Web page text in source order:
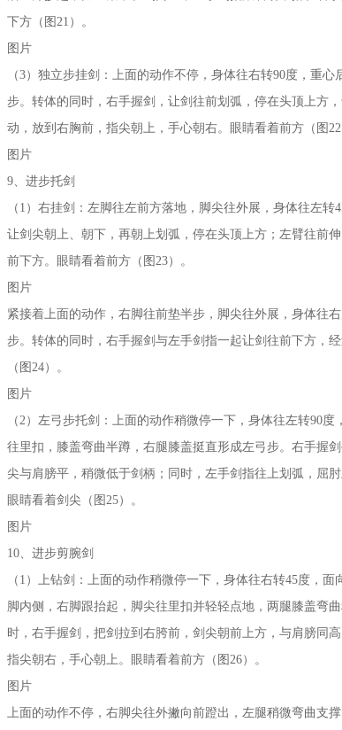
下方（图21）。
图片
（3）独立步挂剑：上面的动作不停，身体往右转90度，重
步。转体的同时，右手握剑，让剑往前划弧，停在头顶上方
动，放到右胸前，指尖朝上，手心朝右。眼睛看着前方（图22
图片
9、进步托剑
（1）右挂剑：左脚往左前方落地，脚尖往外展，身体往左
让剑尖朝上、朝下，再朝上划弧，停在头顶上方；左臂往前
前下方。眼睛看着前方（图23）。
图片
紧接着上面的动作，右脚往前垫半步，脚尖往外展，身体往
步。转体的同时，右手握剑与左手剑指一起让剑往前下方，
（图24）。
图片
（2）左弓步托剑：上面的动作稍微停一下，身体往左转90
往里扣，膝盖弯曲半蹲，右腿膝盖挺直形成左弓步。右手握
尖与肩膀平，稍微低于剑柄；同时，左手剑指往上划弧，屈
眼睛看着剑尖（图25）。
图片
10、进步剪腕剑
（1）上钻剑：上面的动作稍微停一下，身体往右转45度，
脚内侧，右脚跟抬起，脚尖往里扣并轻轻点地，两腿膝盖弯
时，右手握剑，把剑拉到右胯前，剑尖朝前上方，与肩膀同
指尖朝右，手心朝上。眼睛看着前方（图26）。
图片
上面的动作不停，右脚尖往外撇向前蹬出，左腿稍微弯曲支